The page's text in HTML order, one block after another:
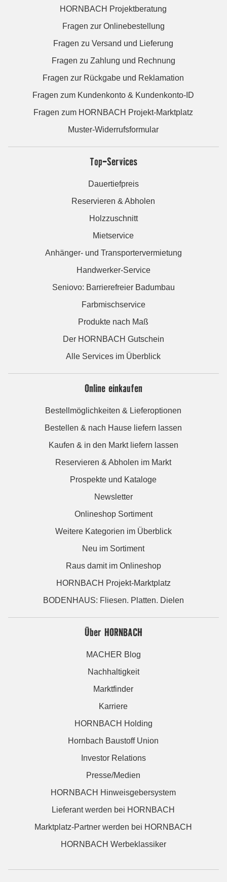
HORNBACH Projektberatung
Fragen zur Onlinebestellung
Fragen zu Versand und Lieferung
Fragen zu Zahlung und Rechnung
Fragen zur Rückgabe und Reklamation
Fragen zum Kundenkonto & Kundenkonto-ID
Fragen zum HORNBACH Projekt-Marktplatz
Muster-Widerrufsformular
Top-Services
Dauertiefpreis
Reservieren & Abholen
Holzzuschnitt
Mietservice
Anhänger- und Transportervermietung
Handwerker-Service
Seniovo: Barrierefreier Badumbau
Farbmischservice
Produkte nach Maß
Der HORNBACH Gutschein
Alle Services im Überblick
Online einkaufen
Bestellmöglichkeiten & Lieferoptionen
Bestellen & nach Hause liefern lassen
Kaufen & in den Markt liefern lassen
Reservieren & Abholen im Markt
Prospekte und Kataloge
Newsletter
Onlineshop Sortiment
Weitere Kategorien im Überblick
Neu im Sortiment
Raus damit im Onlineshop
HORNBACH Projekt-Marktplatz
BODENHAUS: Fliesen. Platten. Dielen
Über HORNBACH
MACHER Blog
Nachhaltigkeit
Marktfinder
Karriere
HORNBACH Holding
Hornbach Baustoff Union
Investor Relations
Presse/Medien
HORNBACH Hinweisgebersystem
Lieferant werden bei HORNBACH
Marktplatz-Partner werden bei HORNBACH
HORNBACH Werbeklassiker